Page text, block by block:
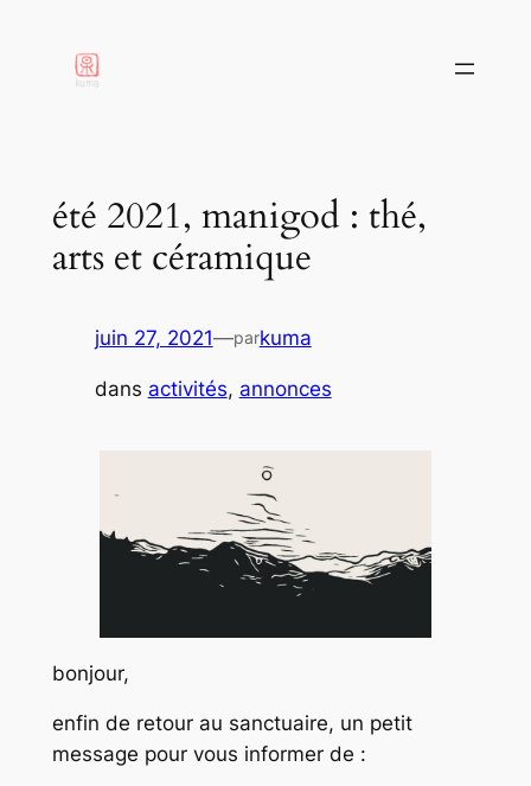
contenu
été 2021, manigod : thé,
arts et céramique
juin 27, 2021—parkuma
dans activités, annonces
bonjour,
enfin de retour au sanctuaire, un petit
message pour vous informer de :